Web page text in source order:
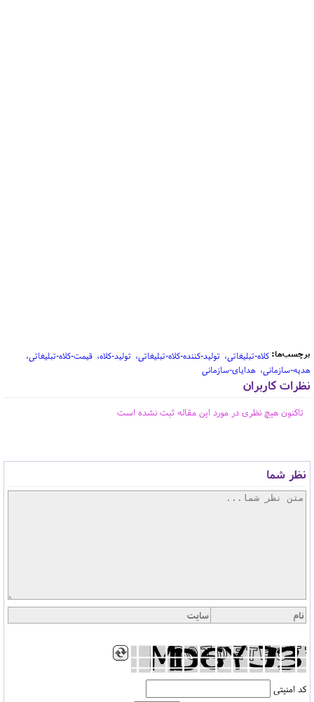
برچسب‌ها: کلاه-تبلیغاتی تولید-کننده-کلاه-تبلیغاتی تولید-کلاه قیمت-کلاه-تبلیغاتی
هدیه-سازمانی
هدایای-سازمانی
نظرات کاربران
تاکنون هیچ نظری در مورد این مقاله ثبت نشده است
نظر شما
کد امنیتی